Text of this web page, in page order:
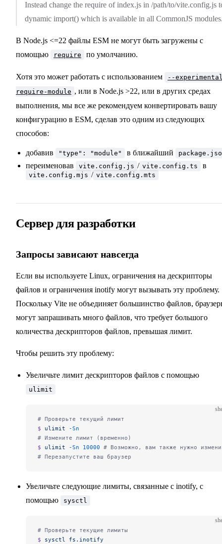
Instead change the require of index.js in /path/to/vite.config.js
dynamic import() which is available in all CommonJS
В Node.js <=22 файлы ESM не могут быть загружены с
помощью
require по умолчанию.
Хотя это может работать с использованием
--
require-module , или в Node.js >22, или в других средах
выполнения, мы все же рекомендуем конвертировать вашу
конфигурацию в ESM, сделав это одним из следующих
способов:
добавив "type": "module" в ближайший
переименовав vite.config.js / vite.config.ts в
vite.config.mjs / vite.config.mts
Сервер для разработки
Запросы зависают навсегда
Если вы используете Linux, ограничения на дескрипторы
файлов и ограничения inotify могут вызывать эту проблему.
Поскольку Vite не объединяет большинство файлов,
могут запрашивать много файлов, что требует большого
количества дескрипторов файлов, превышая лимит.
Чтобы решить эту проблему:
Увеличьте лимит дескрипторов файлов с помощью
ulimit
# Проверьте текущий лимит
$ ulimit -Sn
# Измените лимит (временно)
$ ulimit -Sn 10000 # Возможно, вам также нужно
# Перезапустите ваш браузер
Увеличьте следующие лимиты, связанные с inotify, с
помощью
sysctl
# Проверьте текущие лимиты
$ sysctl fs.inotify